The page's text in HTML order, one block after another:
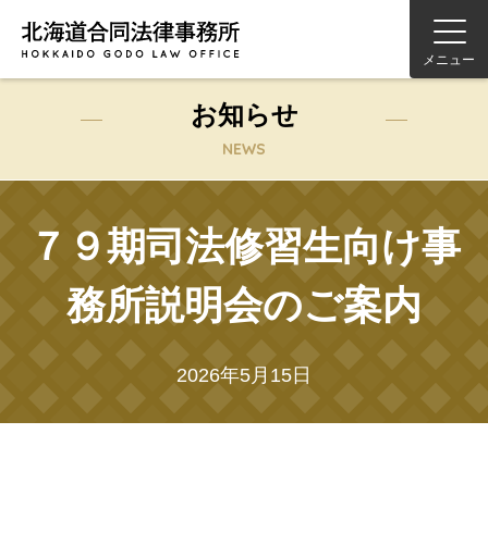
メニュー
お知らせ
NEWS
７９期司法修習生向け事
務所説明会のご案内
2026年5月15日